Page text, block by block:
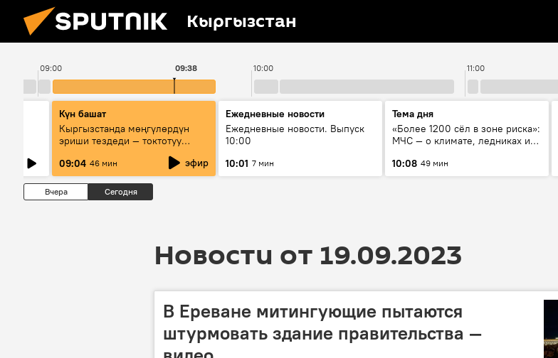
Кыргызстан
09:00 10:00 11:00
09:38
Күн башат
Кыргызстанда мөңгүлөрдүн
эриши тездеди — токтотуу
09:04 46 мин эфир
Ежедневные новости
Ежедневные новости. Выпуск
10:00
10:01 7 мин
Тема дня
«Более 1200 сёл в зоне риска»:
МЧС — о климате, ледниках и
населения
10:08 49 мин
Вчера Сегодня
Новости от 19.09.2023
В Ереване митингующие пытаются
штурмовать здание правительства —